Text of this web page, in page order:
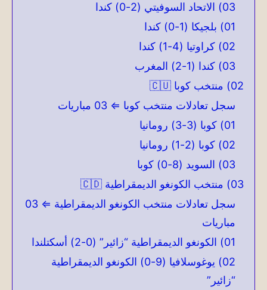
03) الاتحاد السوفيتي (2-0) كندا
01) بلجيكا (1-0) كندا
02) كراوتيا (4-1) كندا
03) كندا (1-2) المغرب
02) منتخب كوبا 🇨🇺
سجل تعادلات منتخب كوبا ⇐ 03 مباريات
01) كوبا (3-3) رومانيا
02) كوبا (2-1) رومانيا
03) السويد (8-0) كوبا
03) منتخب الكونغو الديمقراطية 🇨🇩
سجل تعادلات منتخب الكونغو الديمقراطية ⇐ 03
مباريات
01) الكونغو الديمقراطية “زائير” (0-2) أسكتلندا
02) يوغوسلافيا (9-0) الكونغو الديمقراطية
“زائير”